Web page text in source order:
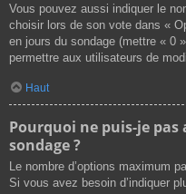
Vous pouvez aussi indiquer le
choisir lors de son vote dans «
en jours du sondage (mettre « 0
permettre aux utilisateurs de
Haut
Pourquoi ne puis-je
sondage ?
Le nombre d’options maximum
Si vous avez besoin d’indiquer